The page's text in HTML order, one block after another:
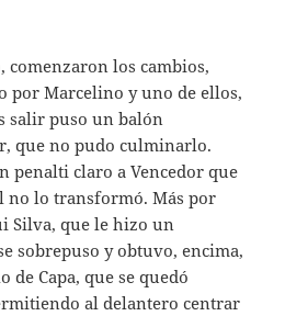
comenzaron los cambios,
por Marcelino y uno de ellos,
salir puso un balón
que no pudo culminarlo.
penalti claro a Vencedor que
no lo transformó. Más por
Silva, que le hizo un
sobrepuso y obtuvo, encima,
de Capa, que se quedó
al delantero centrar